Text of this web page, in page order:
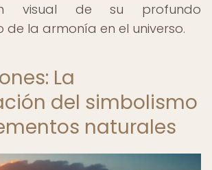
visual de su profundo
de la armonía en el universo.
La
del simbolismo
naturales